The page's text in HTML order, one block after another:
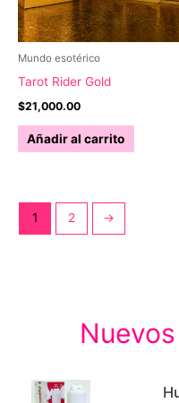
Mundo esotérico
Tarot Rider Gold
$21,000.00
Añadir al carrito
1 2 →